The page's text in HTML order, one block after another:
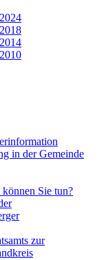
in der Gemeinde
Sie tun?
zur